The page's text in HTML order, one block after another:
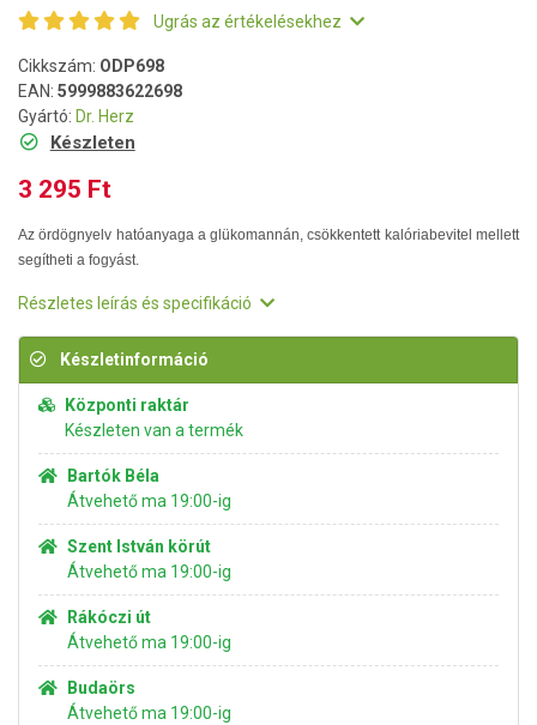
Ugrás az értékelésekhez
Cikkszám: ODP698
EAN: 5999883622698
Gyártó: Dr. Herz
Készleten
3 295 Ft
Az ördögnyelv hatóanyaga a glükomannán, csökkentett kalóriabevitel mellett
segítheti a fogyást.
Részletes leírás és specifikáció
Készletinformáció
Központi raktár
Készleten van a termék
Bartók Béla
Átvehető ma 19:00-ig
Szent István körút
Átvehető ma 19:00-ig
Rákóczi út
Átvehető ma 19:00-ig
Budaörs
Átvehető ma 19:00-ig